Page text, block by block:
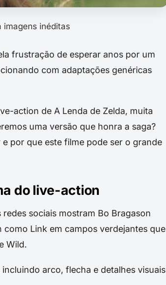
imagens inéditas
frustração de esperar anos por um
com adaptações genéricas
action de A Lenda de Zelda, muita
uma versão que honra a saga?
por que este filme pode ser o grande
do live-action
sociais mostram Bo Bragason
como Link em campos verdejantes que
Wild.
arco, flecha e detalhes visuais